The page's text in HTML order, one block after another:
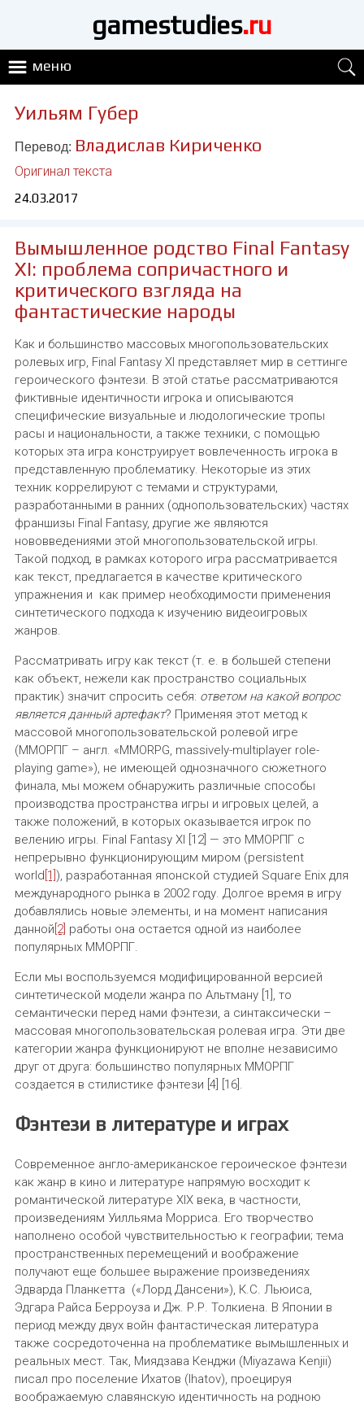
gamestudies.ru
меню
Уильям Губер
Перевод: Владислав Кириченко
Оригинал текста
24.03.2017
Вымышленное родство Final Fantasy
XI: проблема сопричастного и
критического взгляда на
фантастические народы
Как и большинство массовых многопользовательских
ролевых игр, Final Fantasy XI представляет мир в сеттинге
героического фэнтези. В этой статье рассматриваются
фиктивные идентичности игрока и описываются
специфические визуальные и людологические тропы
расы и национальности, а также техники, с помощью
которых эта игра конструирует вовлеченность игрока в
представленную проблематику. Некоторые из этих
техник коррелируют с темами и структурами,
разработанными в ранних (однопользовательских) частях
франшизы Final Fantasy, другие же являются
нововведениями этой многопользовательской игры.
Такой подход, в рамках которого игра рассматривается
как текст, предлагается в качестве критического
упражнения и как пример необходимости применения
синтетического подхода к изучению видеоигровых
жанров.
Рассматривать игру как текст (т. е. в большей степени
как объект, нежели как пространство социальных
практик) значит спросить себя: ответом на какой вопрос
является данный артефакт? Применяя этот метод к
массовой многопользовательской ролевой игре
(ММОРПГ – англ. «MMORPG, massively-multiplayer role-
playing game»), не имеющей однозначного сюжетного
финала, мы можем обнаружить различные способы
производства пространства игры и игровых целей, а
также положений, в которых оказывается игрок по
велению игры. Final Fantasy XI [12] — это ММОРПГ с
непрерывно функционирующим миром (persistent
world [1] ), разработанная японской студией Square Enix для
международного рынка в 2002 году. Долгое время в игру
добавлялись новые элементы, и на момент написания
данной [2] работы она остается одной из наиболее
популярных ММОРПГ.
Если мы воспользуемся модифицированной версией
синтетической модели жанра по Альтману [1], то
семантически перед нами фэнтези, а синтаксически –
массовая многопользовательская ролевая игра. Эти две
категории жанра функционируют не вполне независимо
друг от друга: большинство популярных ММОРПГ
создается в стилистике фэнтези [4] [16].
Фэнтези в литературе и играх
Современное англо-американское героическое фэнтези
как жанр в кино и литературе напрямую восходит к
романтической литературе XIX века, в частности,
произведениям Уилльяма Морриса. Его творчество
наполнено особой чувствительностью к географии; тема
пространственных перемещений и воображение
получают еще большее выражение произведениях
Эдварда Планкетта («Лорд Дансени»), К.С. Льюиса,
Эдгара Райса Берроуза и Дж. Р.Р. Толкиена. В Японии в
период между двух войн фантастическая литература
также сосредоточенна на проблематике вымышленных и
реальных мест. Так, Миядзава Кенджи (Miyazawa Kenjii)
писал про поселение Ихатов (Ihatov), проецируя
воображаемую славянскую идентичность на родною